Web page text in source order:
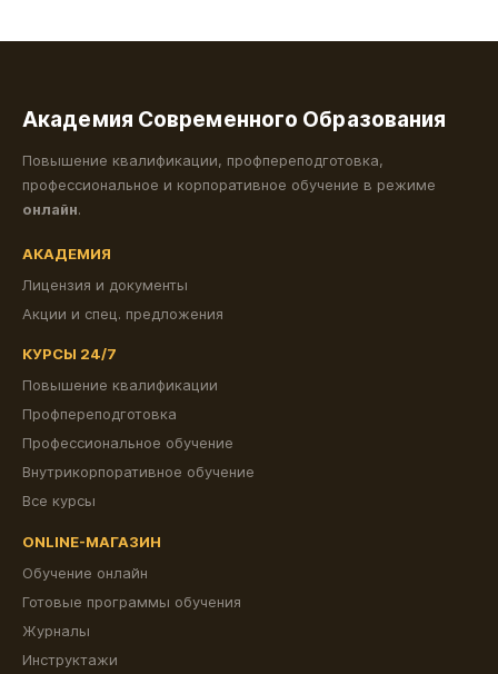
Академия Современного Образования
Повышение квалификации, профпереподготовка,
профессиональное и корпоративное обучение в режиме
онлайн.
АКАДЕМИЯ
Лицензия и документы
Акции и спец. предложения
КУРСЫ 24/7
Повышение квалификации
Профпереподготовка
Профессиональное обучение
Внутрикорпоративное обучение
Все курсы
ONLINE-МАГАЗИН
Обучение онлайн
Готовые программы обучения
Журналы
Инструктажи